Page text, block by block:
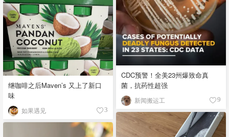
CDC预警！全美23州爆致命真
菌，抗药性超强
新闻搬运工 9
继咖啡之后Maven’s 又上了新口
味
如果遇见 3